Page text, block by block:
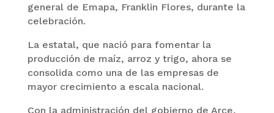
general de Emapa, Franklin Flores, durante la
celebración.
La estatal, que nació para fomentar la
producción de maíz, arroz y trigo, ahora se
consolida como una de las empresas de
mayor crecimiento a escala nacional.
Con la administración del gobierno de Arce,